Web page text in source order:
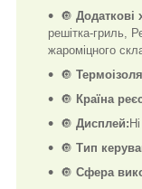
🔘 Додаткові
решітка-гриль,
жароміцного
🔘
🔘 Країна
🔘 Дисплей: Ні
🔘 Тип
🔘 Сфера